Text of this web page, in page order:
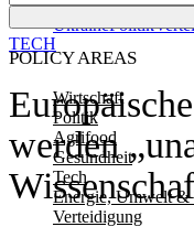
POLICY AREAS
Wirtschaft
Politik
Agrifood
Gesundheit
Tech
Energie, Umwelt &
Verteidigung
UkrainePolitik
werden
TECH